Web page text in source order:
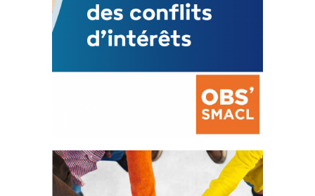
La prévention des conflits
d’intérêts
18 septembre 2023